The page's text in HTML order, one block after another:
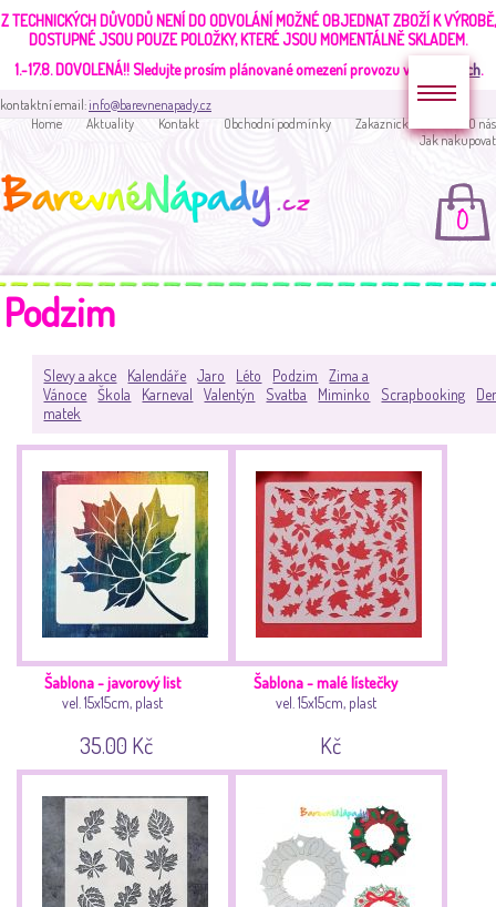
Z TECHNICKÝCH DŮVODŮ NENÍ DO ODVOLÁNÍ MOŽNÉ OBJEDNAT ZBOŽÍ K VÝROBĚ,
DOSTUPNÉ JSOU POUZE POLOŽKY, KTERÉ JSOU MOMENTÁLNĚ SKLADEM.
1.-17.8. DOVOLENÁ!!Sledujte prosím plánované omezení provozu v aktualitách.
kontaktní email:info@barevnenapady.cz
Home
Aktuality Kontakt Obchodní podmínky Zakaznická sekce
O nás
Jak nakupovat
0
Podzim
Slevy a akce Kalendáře Jaro Léto Podzim
Zima a
Vánoce
Škola Karneval Valentýn Svatba Miminko Scrapbooking
matek
Šablona - javorový list
vel. 15x15cm, plast
35.00 Kč
Šablona - malé lístečky
vel. 15x15cm, plast
Kč